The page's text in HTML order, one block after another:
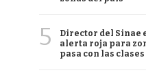
5
Director del Sinae
alerta roja para
pasa con las clases